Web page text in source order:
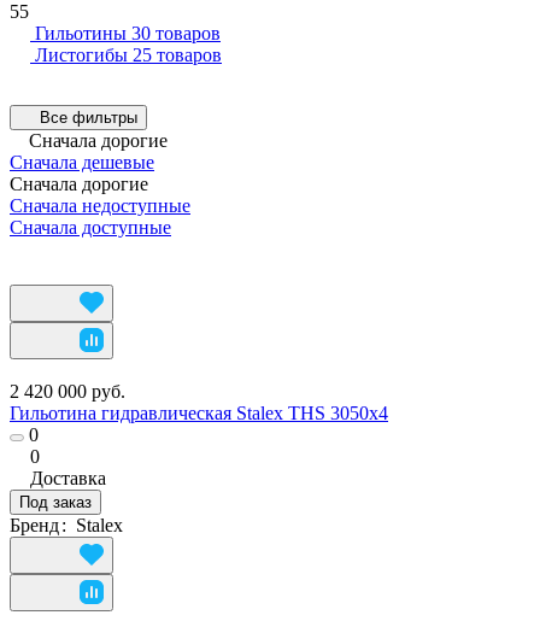
55
Гильотины 30 товаров
Листогибы 25 товаров
Все фильтры
Сначала дорогие
Сначала дешевые
Сначала дорогие
Сначала недоступные
Сначала доступные
2 420 000 руб.
Гильотина гидравлическая Stalex THS 3050х4
0
0
Доставка
Под заказ
Бренд: Stalex